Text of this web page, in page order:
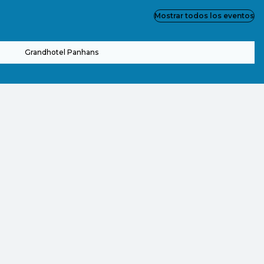
Grandhotel Panhans
Mostrar todos los eventos